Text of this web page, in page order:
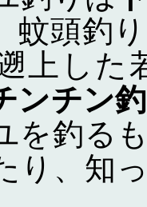
蚊頭釣
上した
ンチン
を釣る
り、知